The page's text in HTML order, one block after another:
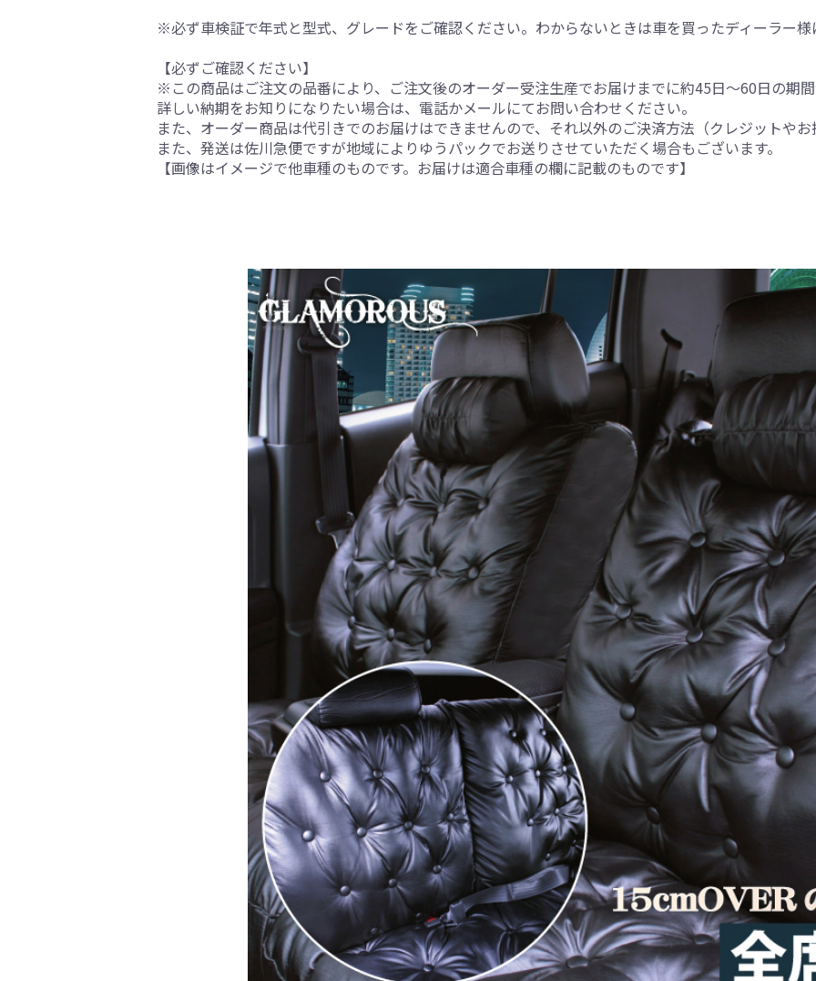
※必ず車検証で年式と型式、グレードをご確認ください。わからないときは車を買ったディーラー
【必ずご確認ください】
※この商品はご注文の品番により、ご注文後のオーダー受注生産でお届けまでに約45日～60日の期
詳しい納期をお知りになりたい場合は、電話かメールにてお問い合わせください。
また、オーダー商品は代引きでのお届けはできませんので、それ以外のご決済方法（クレジットや
また、発送は佐川急便ですが地域によりゆうパックでお送りさせていただく場合もございます。
【画像はイメージで他車種のものです。お届けは適合車種の欄に記載のものです】